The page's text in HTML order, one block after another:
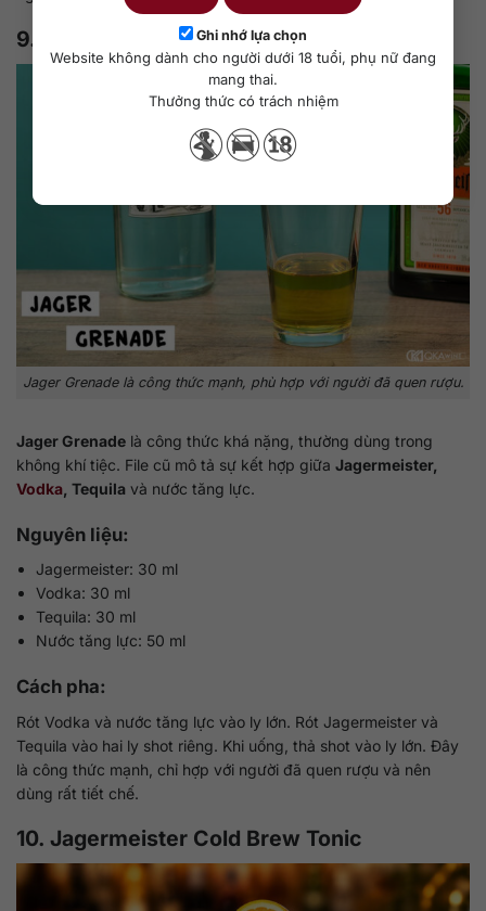
Ghi nhớ lựa chọn
Website không dành cho người dưới 18 tuổi, phụ nữ đang
mang thai.
Thưởng thức có trách nhiệm
9. Jager Grenade
Jager Grenade là công thức mạnh, phù hợp với người đã quen rượu.
Jager Grenade là công thức khá nặng, thường dùng trong
không khí tiệc. File cũ mô tả sự kết hợp giữa Jagermeister,
Vodka , Tequila và nước tăng lực.
Nguyên liệu:
Jagermeister: 30 ml
Vodka: 30 ml
Tequila: 30 ml
Nước tăng lực: 50 ml
Cách pha:
Rót Vodka và nước tăng lực vào ly lớn. Rót Jagermeister và
Tequila vào hai ly shot riêng. Khi uống, thả shot vào ly lớn. Đây
là công thức mạnh, chỉ hợp với người đã quen rượu và nên
dùng rất tiết chế.
10. Jagermeister Cold Brew Tonic